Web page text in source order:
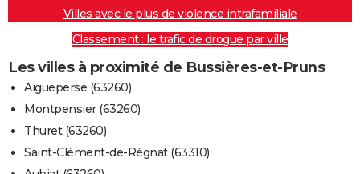
Villes avec le plus de violence intrafamiliale
Classement : le trafic de drogue par ville
Les villes à proximité de Bussières-et-Pruns
Aigueperse (63260)
Montpensier (63260)
Thuret (63260)
Saint-Clément-de-Régnat (63310)